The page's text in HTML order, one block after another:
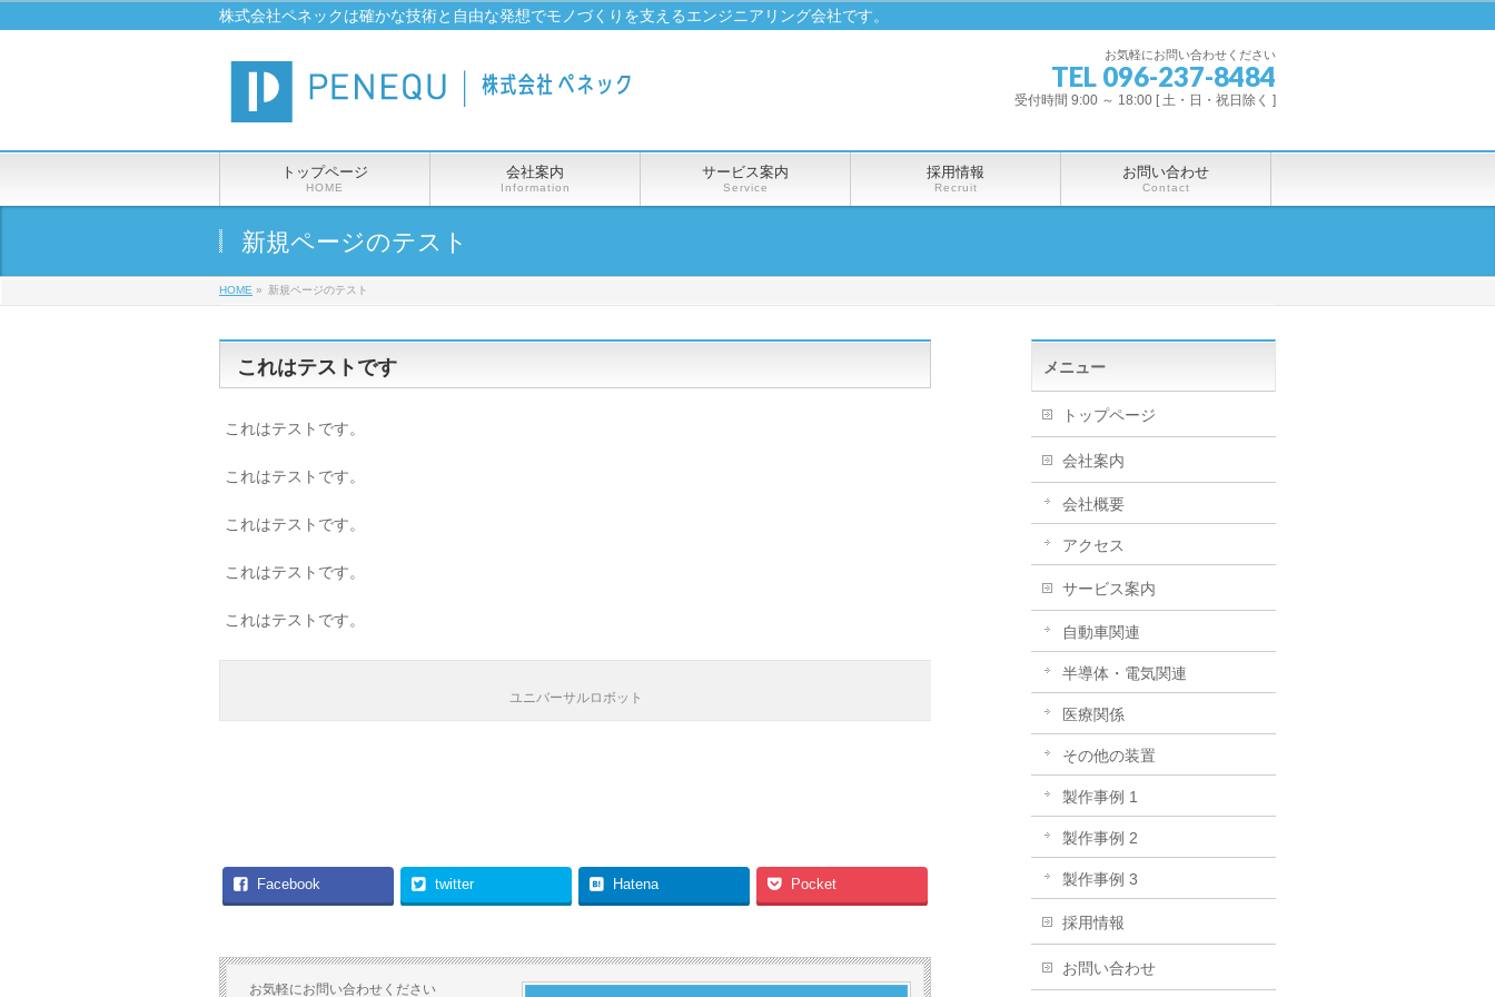
株式会社ペネックは確かな技術と自由な発想でモノづくりを支えるエンジニアリング会社です。
お気軽にお問い合わせください
TEL 096-237-8484
受付時間 9:00 ～ 18:00 [ 土・日・祝日除く ]
トップページ
HOME
会社案内
Information
サービス案内
Service
採用情報
Recruit
お問い合わせ
Contact
新規ページのテスト
HOME » 新規ページのテスト
これはテストです
これはテストです。
これはテストです。
これはテストです。
これはテストです。
これはテストです。
ユニバーサルロボット
Facebook twitter Hatena Pocket
お気軽にお問い合わせください
メニュー
トップページ
会社案内
会社概要
アクセス
サービス案内
自動車関連
半導体・電気関連
医療関係
その他の装置
製作事例 1
製作事例 2
製作事例 3
採用情報
お問い合わせ